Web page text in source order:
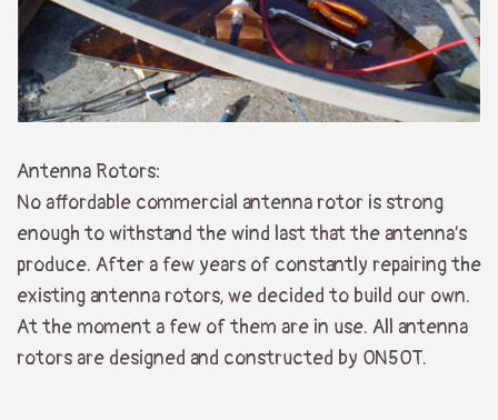
Antenna Rotors:
No affordable commercial antenna rotor is strong
enough to withstand the wind last that the antenna’s
produce. After a few years of constantly repairing the
existing antenna rotors, we decided to build our own.
At the moment a few of them are in use. All antenna
rotors are designed and constructed by ON5OT.